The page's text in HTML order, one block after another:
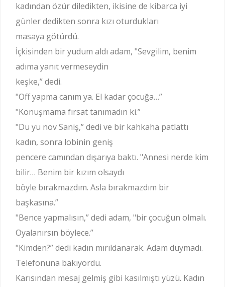
kadından özür diledikten, ikisine de kibarca iyi
günler dedikten sonra kızı oturdukları
masaya götürdü.
İçkisinden bir yudum aldı adam, "Sevgilim, benim
adıma yanıt vermeseydin
keşke,” dedi.
"Off yapma canım ya. El kadar çocuğa…”
"Konuşmama fırsat tanımadın ki.”
"Du yu nov Saniş,” dedi ve bir kahkaha patlattı
kadın, sonra lobinin geniş
pencere camından dışarıya baktı. "Annesi nerde kim
bilir… Benim bir kızım olsaydı
böyle bırakmazdım. Asla bırakmazdım bir
başkasına.”
"Bence yapmalısın,” dedi adam, "bir çocuğun olmalı.
Oyalanırsın böylece.”
"Kimden?” dedi kadın mırıldanarak. Adam duymadı.
Telefonuna bakıyordu.
Karısından mesaj gelmiş gibi kasılmıştı yüzü. Kadın